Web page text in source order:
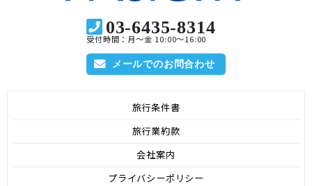
03-6435-8314
受付時間：月～金 10:00～16:00
メールでのお問合わせ
旅行条件書
旅行業約款
会社案内
プライバシーポリシー